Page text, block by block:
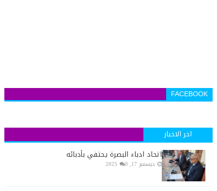
FACEBOOK
اخر الاخبار
اتحاد ادباء البصرة يحتفي بأدبائه
ديسمبر 17, 2025 0